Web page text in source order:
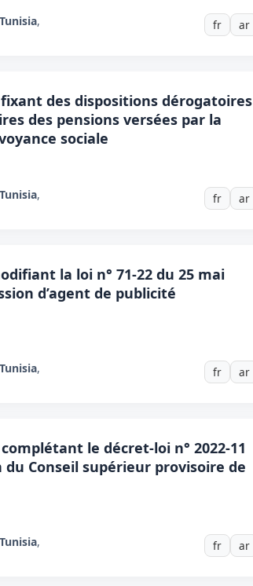
Tunisia, fr ar
fixant des dispositions dérogatoires
des pensions versées par la
sociale
Tunisia, fr ar
la loi n° 71-22 du 25 mai
d’agent de publicité
Tunisia, fr ar
le décret-loi n° 2022-11
Conseil supérieur provisoire de
Tunisia, fr ar